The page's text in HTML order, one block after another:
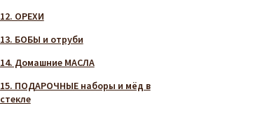
12. ОРЕХИ
13. БОБЫ и отруби
14. Домашние МАСЛА
15. ПОДАРОЧНЫЕ наборы и мёд в
стекле